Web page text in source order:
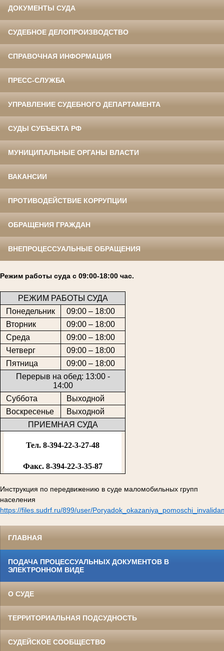
ДОКУМЕНТЫ СУДА
СУДЕБНОЕ ДЕЛОПРОИЗВОДСТВО
СПРАВОЧНАЯ ИНФОРМАЦИЯ
ПРЕСС-СЛУЖБА
УПРАВЛЕНИЕ СУДЕБНОГО ДЕПАРТАМЕНТА
СУДЫ СУБЪЕКТА РФ
МУНИЦИПАЛЬНЫЕ ОРГАНЫ ВЛАСТИ
ВАКАНСИИ
ПРОТИВОДЕЙСТВИЕ КОРРУПЦИИ
ОБРАЩЕНИЯ ГРАЖДАН
ВНЕПРОЦЕССУАЛЬНЫЕ ОБРАЩЕНИЯ
Режим работы суда с 09:00-18:00 час.
РЕЖИМ РАБОТЫ СУДА
Понедельник
09:00 – 18:00
Вторник
09:00 – 18:00
Среда
09:00 – 18:00
Четверг
09:00 – 18:00
Пятница
09:00 – 18:00
Перерыв на обед: 13:00 -
14:00
Суббота
Выходной
Воскресенье
Выходной
ПРИЕМНАЯ СУДА
Тел. 8-394-22-3-27-48
Факс. 8-394-22-3-35-87
Инструкция по передвижению в суде маломобильных групп
населения
https://files.sudrf.ru/899/user/
ГЛАВНАЯ
ПОДАЧА ПРОЦЕССУАЛЬНЫХ ДОКУМЕНТОВ В
ЭЛЕКТРОННОМ ВИДЕ
О СУДЕ
ТЕРРИТОРИАЛЬНАЯ ПОДСУДНОСТЬ
СУДЕЙСКОЕ СООБЩЕСТВО